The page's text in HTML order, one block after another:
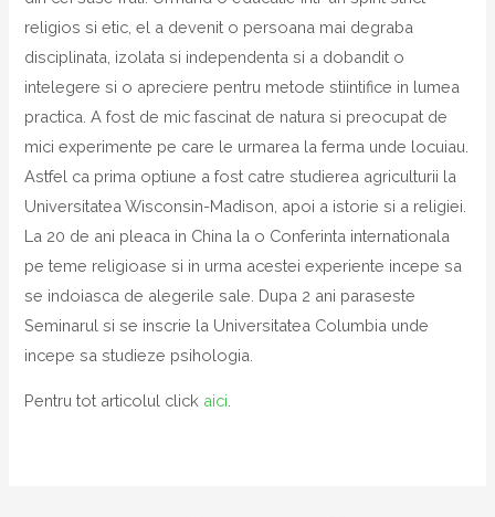
religios si etic, el a devenit o persoana mai degraba
disciplinata, izolata si independenta si a dobandit o
intelegere si o apreciere pentru metode stiintifice in lumea
practica. A fost de mic fascinat de natura si preocupat de
mici experimente pe care le urmarea la ferma unde locuiau.
Astfel ca prima optiune a fost catre studierea agriculturii la
Universitatea Wisconsin-Madison, apoi a istorie si a religiei.
La 20 de ani pleaca in China la o Conferinta internationala
pe teme religioase si in urma acestei experiente incepe sa
se indoiasca de alegerile sale. Dupa 2 ani paraseste
Seminarul si se inscrie la Universitatea Columbia unde
incepe sa studieze psihologia.
Pentru tot articolul click aici